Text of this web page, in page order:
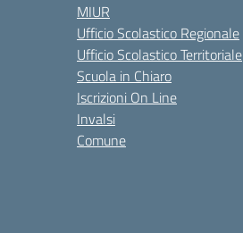
MIUR
Ufficio Scolastico Regionale
Ufficio Scolastico Territoriale
Scuola in Chiaro
Iscrizioni On Line
Invalsi
Comune